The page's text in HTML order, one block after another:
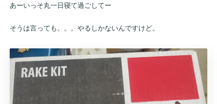
あーいっそ丸一日寝て過ごしてー
そうは言っても。。。やるしかないんですけど。